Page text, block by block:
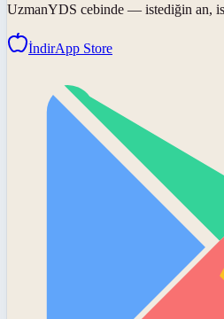
UzmanYDS cebinde — istediğin an,
İndirApp Store